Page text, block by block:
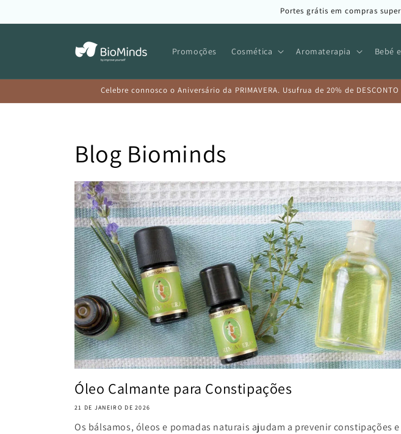
conteúdo
Portes grátis em compras
Promoções Cosmética Aromaterapia Bebé
Celebre connosco o Aniversário da PRIMAVERA. Usufrua de 20% de
Blog Biominds
Óleo Calmante para Constipações
21 DE JANEIRO DE 2026
Os bálsamos, óleos e pomadas naturais ajudam a prevenir constipações e